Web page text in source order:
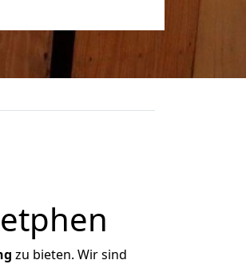
zu bieten. Wir sind